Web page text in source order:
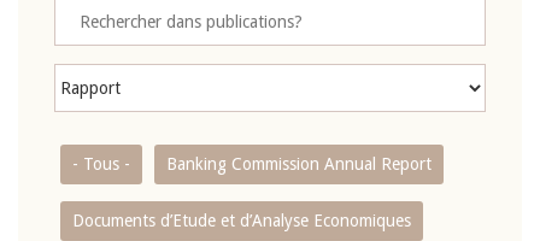
- Tous - Banking Commission Annual Report
Documents d’Etude et d’Analyse Economiques